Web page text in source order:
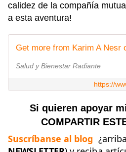
calidez de la compañía
a esta aventura!
Get more from Karim A Nesr
Salud y Bienestar Radiante
https://
Si quieren apoyar
COMPARTIR
Suscríbanse al blog